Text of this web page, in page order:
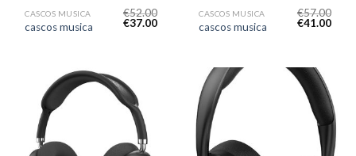
CASCOS MUSICA
cascos musica
€52.00
€37.00
CASCOS MUSICA
cascos musica
€57.00
€41.00